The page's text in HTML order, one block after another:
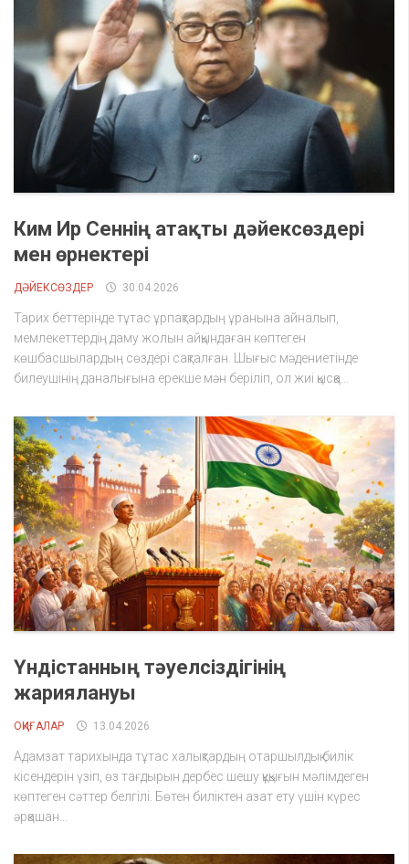
Ким Ир Сеннің атақты дәйексөздері
мен өрнектері
ДӘЙЕКСӨЗДЕР 30.04.2026
Тарих беттерінде тұтас ұрпақтардың ұранына айналып,
мемлекеттердің даму жолын айқындаған көптеген
көшбасшылардың сөздері сақталған. Шығыс мәдениетінде
билеушінің даналығына ерекше мән беріліп, ол жиі қысқа...
Үндістанның тәуелсіздігінің
жариялануы
ОҚИҒАЛАР 13.04.2026
Адамзат тарихында тұтас халықтардың отаршылдық билік
кісендерін үзіп, өз тағдырын дербес шешу құқығын мәлімдеген
көптеген сәттер белгілі. Бөтен биліктен азат ету үшін күрес
әрқашан...